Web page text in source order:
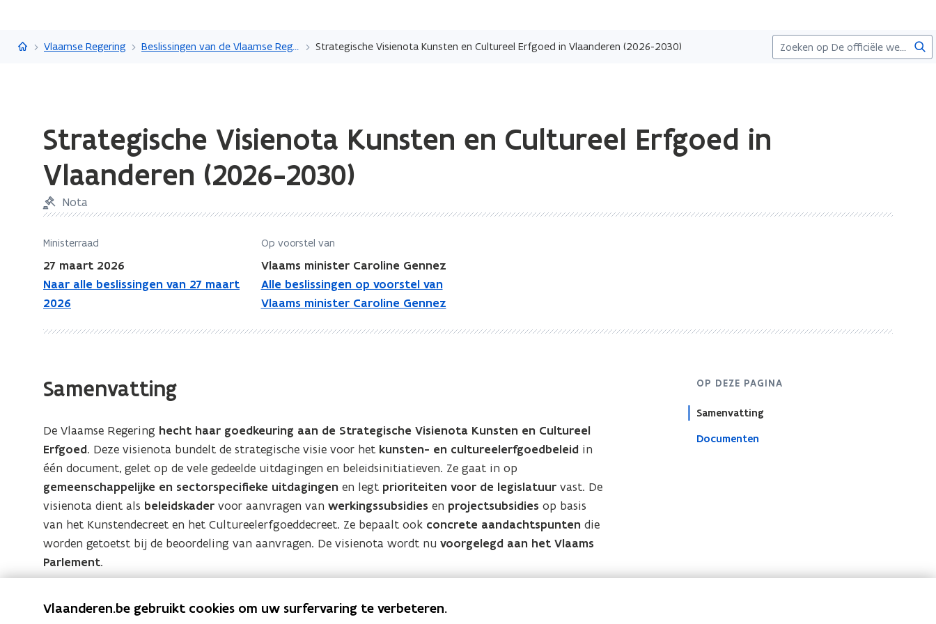
en
Vlaanderen.be
Vlaamse Regering Beslissingen van de Vlaamse Regering Strategische Visienota Kunsten en Cultureel Erfgoed in Vlaanderen (2026-2030)
laden.
bevindt
zich
Strategische
Visienota
Kunsten
Erfgoed
(2026-
Strategische Visienota Kunsten en Cultureel Erfgoed in
Vlaanderen (2026-2030)
Nota
Ministerraad
27 maart 2026
Naar alle beslissingen van 27 maart
2026
Op voorstel van
Vlaams minister Caroline Gennez
Alle beslissingen op voorstel van
Vlaams minister Caroline Gennez
OP DEZE PAGINA
Samenvatting
Documenten
Samenvatting
De Vlaamse Regering hecht haar goedkeuring aan de Strategische Visienota Kunsten en Cultureel
Erfgoed. Deze visienota bundelt de strategische visie voor het kunsten- en cultureelerfgoedbeleid in
één document, gelet op de vele gedeelde uitdagingen en beleidsinitiatieven. Ze gaat in op
gemeenschappelijke en sectorspecifieke uitdagingen en legt prioriteiten voor de legislatuur vast. De
visienota dient als beleidskader voor aanvragen vanwerkingssubsidies en projectsubsidies op basis
van het Kunstendecreet en het Cultureelerfgoeddecreet. Ze bepaalt ook concrete aandachtspunten die
worden getoetst bij de beoordeling van aanvragen. De visienota wordt nuvoorgelegd aan het Vlaams
Parlement.
Documenten
V
VR 2026 2703 DOC.0283-1 Strategische Visienota Kunsten en Erfgoed - nota
V
Vlaanderen.be gebruikt cookies om uw surfervaring te verbeteren.